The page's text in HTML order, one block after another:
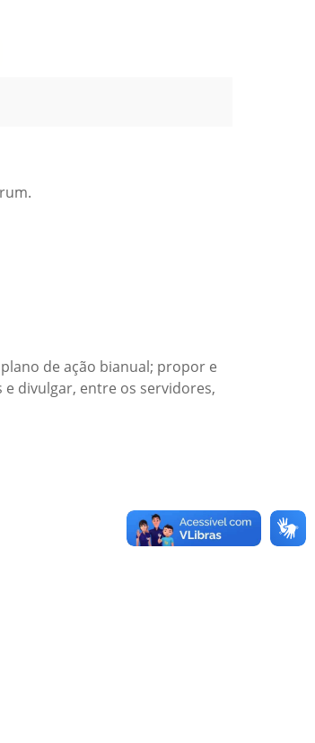
de ação bianual; propor e
divulgar, entre os servidores,